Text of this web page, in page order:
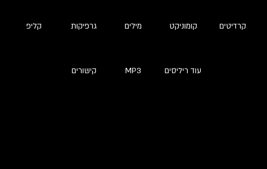
קליפ גרפיקות מילים קומוניקט קרדיטים
קישורים MP3 עוד ריליסים